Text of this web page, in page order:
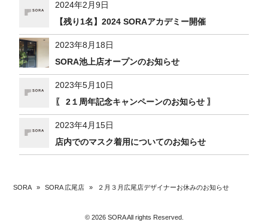
2024年2月9日
【残り1名】2024 SORAアカデミー開催
2023年8月18日
SORA池上店オープンのお知らせ
2023年5月10日
〖 2１周年記念キャンペーンのお知らせ 〗
2023年4月15日
店内でのマスク着用についてのお知らせ
SORA » SORA 広尾店 » ２月３月広尾店デザイナーお休みのお知らせ
© 2026 SORA All rights Reserved.